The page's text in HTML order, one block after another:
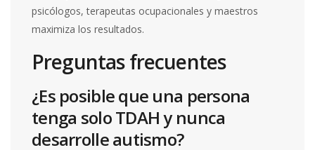
psicólogos, terapeutas ocupacionales y maestros
maximiza los resultados.
Preguntas frecuentes
¿Es posible que una persona
tenga solo TDAH y nunca
desarrolle autismo?